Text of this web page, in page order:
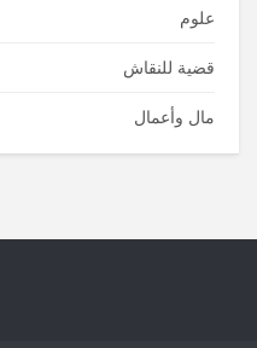
علوم
قضية للنقاش
مال وأعمال